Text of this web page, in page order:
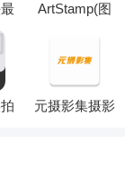
ArtStamp(图
元摄影集摄影